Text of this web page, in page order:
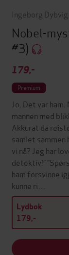
Ingeborg Dybvig
Nobel-
#3)
179,-
Premium
Jo. Det var
mannen med
Akkurat da
samlet sammen
vi nå? Jeg har
detektiv!”
ham forsvinne
kunne ri…
Lydbok
179,-